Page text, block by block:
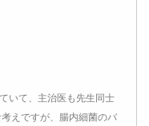
いて、主治医も先生同士
えですが、腸内細菌のバ